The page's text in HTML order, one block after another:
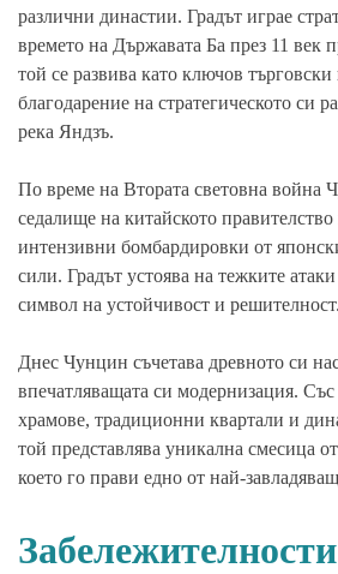
различни династии. Градът играе
времето на Държавата Ба през 11 век
той се развива като ключов
благодарение на стратегическото си
река Яндзъ.
По време на Втората световна война
седалище на китайското
интензивни бомбардировки от
сили. Градът устоява на тежките
символ на устойчивост и решителност.
Днес Чунцин съчетава древното си
впечатляващата си модернизация.
храмове, традиционни квартали и
той представлява уникална смесица
което го прави едно от най-
Забележителности